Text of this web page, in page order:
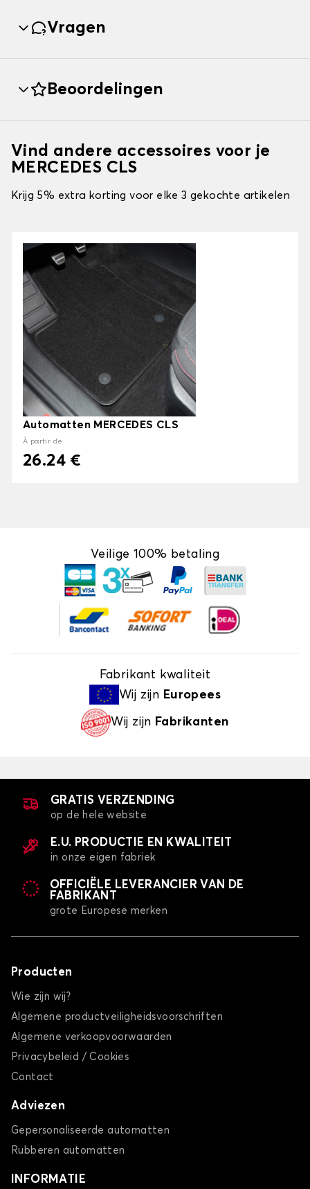
Vragen
Beoordelingen
Vind andere accessoires voor je
MERCEDES CLS
Krijg 5% extra korting voor elke 3 gekochte artikelen
Automatten MERCEDES CLS
À partir de
26.24 €
Veilige 100% betaling
Fabrikant kwaliteit
Wij zijn Europees
Wij zijn Fabrikanten
GRATIS VERZENDING
op de hele website
E.U. PRODUCTIE EN KWALITEIT
in onze eigen fabriek
OFFICIËLE LEVERANCIER VAN DE
FABRIKANT
grote Europese merken
Producten
Wie zijn wij?
Algemene productveiligheidsvoorschriften
Algemene verkoopvoorwaarden
Privacybeleid / Cookies
Contact
Adviezen
Gepersonaliseerde automatten
Rubberen automatten
INFORMATIE